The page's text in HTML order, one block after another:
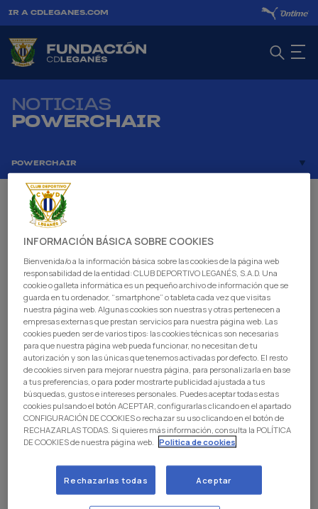
IR A CDLEGANES.COM
POWERCHAIR
NOTICIAS
POWERCHAIR
Powerchair|11 dic. 2025
El C.D. Leganés Powerchair participa en la
primera fase de la Liga Nacional en Alicante
INFORMACIÓN BÁSICA SOBRE COOKIES
Bienvenida/o a la información básica sobre las cookies de la página web
responsabilidad de la entidad: CLUB DEPORTIVO LEGANÉS, S.A.D. Una
cookie o galleta informática es un pequeño archivo de información que se
guarda en tu ordenador, “smartphone” o tableta cada vez que visitas
nuestra página web. Algunas cookies son nuestras y otras pertenecen a
empresas externas que prestan servicios para nuestra página web. Las
cookies pueden ser de varios tipos: las cookies técnicas son necesarias
para que nuestra página web pueda funcionar, no necesitan de tu
autorización y son las únicas que tenemos activadas por defecto. El resto
de cookies sirven para mejorar nuestra página, para personalizarla en base
a tus preferencias, o para poder mostrarte publicidad ajustada a tus
búsquedas, gustos e intereses personales. Puedes aceptar todas estas
cookies pulsando el botón ACEPTAR, configurarlas clicando en el apartado
CONFIGURACIÓN DE COOKIES o rechazar su uso clicando en el botón de
RECHAZARLAS TODAS. Si quieres más información, consulta la POLÍTICA
DE COOKIES de nuestra página web.
Politica de cookies
Rechazarlas todas Aceptar